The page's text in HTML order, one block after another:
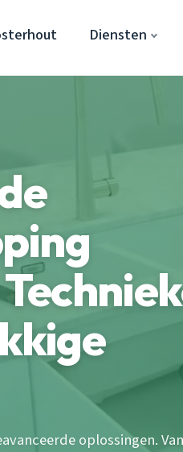
Diensten
oplossingen.